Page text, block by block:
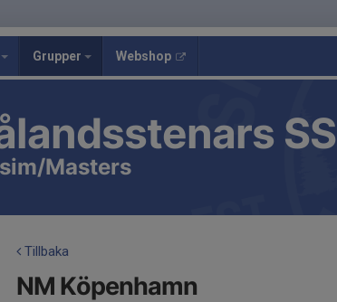
Grupper Webshop
SS
Masters
Tillbaka
NM Köpenhamn